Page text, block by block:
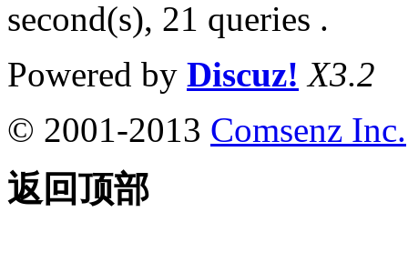
second(s), 21 queries .
Powered by Discuz! X3.2
© 2001-2013 Comsenz Inc.
返回顶部